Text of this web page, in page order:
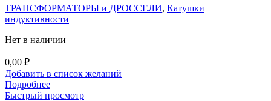
ТРАНСФОРМАТОРЫ и ДРОССЕЛИ, Катушки
индуктивности
Нет в наличии
0,00 ₽
Добавить в список желаний
Подробнее
Быстрый просмотр